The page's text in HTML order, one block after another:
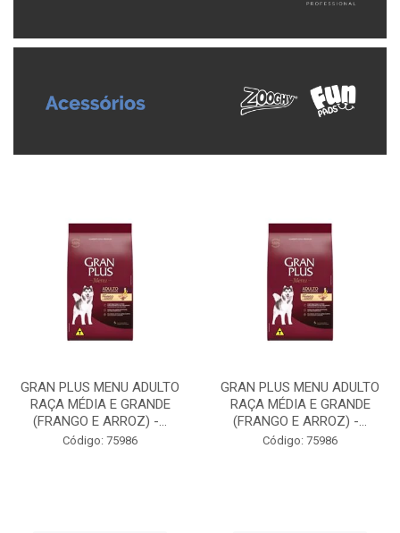
GRAN PLUS MENU ADULTO
RAÇA MÉDIA E GRANDE
(FRANGO E ARROZ) -...
Código: 75986
GRAN PLUS MENU ADULTO
RAÇA MÉDIA E GRANDE
(FRANGO E ARROZ) -...
Código: 75986